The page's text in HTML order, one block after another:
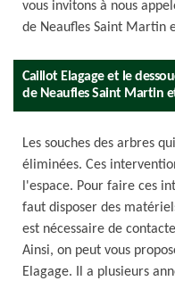
vous invitons à nous
de Neaufles Saint Martin
Caillot Elagage et le
de Neaufles Saint Martin
Les souches des arbres
éliminées. Ces
l'espace. Pour faire ces
faut disposer des
est nécessaire de
Ainsi, on peut vous
Elagage. Il a plusieurs